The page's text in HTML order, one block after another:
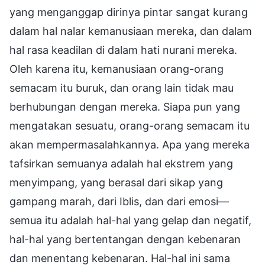
yang menganggap dirinya pintar sangat kurang
dalam hal nalar kemanusiaan mereka, dan dalam
hal rasa keadilan di dalam hati nurani mereka.
Oleh karena itu, kemanusiaan orang-orang
semacam itu buruk, dan orang lain tidak mau
berhubungan dengan mereka. Siapa pun yang
mengatakan sesuatu, orang-orang semacam itu
akan mempermasalahkannya. Apa yang mereka
tafsirkan semuanya adalah hal ekstrem yang
menyimpang, yang berasal dari sikap yang
gampang marah, dari Iblis, dan dari emosi—
semua itu adalah hal-hal yang gelap dan negatif,
hal-hal yang bertentangan dengan kebenaran
dan menentang kebenaran. Hal-hal ini sama